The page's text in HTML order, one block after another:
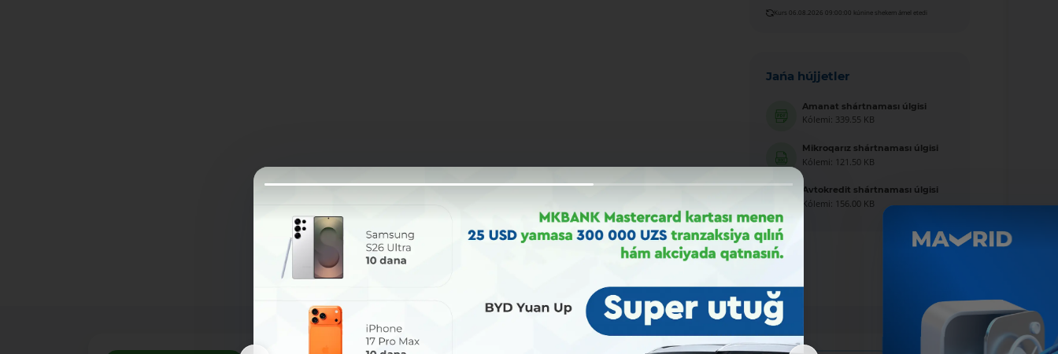
Kurs 06.08.2026 09:00:00 kúnine shekem ámel etedi
Jańa hújjetler
Amanat shártnaması úlgisi
Kólemi: 339.55 KB
Mikroqarız shártnaması úlgisi
Kólemi: 121.50 KB
Avtokredit shártnaması úlgisi
Kólemi: 156.00 KB